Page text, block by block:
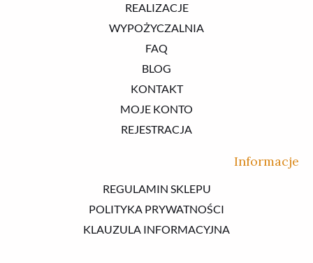
REALIZACJE
WYPOŻYCZALNIA
FAQ
BLOG
KONTAKT
MOJE KONTO
REJESTRACJA
Informacje
REGULAMIN SKLEPU
POLITYKA PRYWATNOŚCI
KLAUZULA INFORMACYJNA